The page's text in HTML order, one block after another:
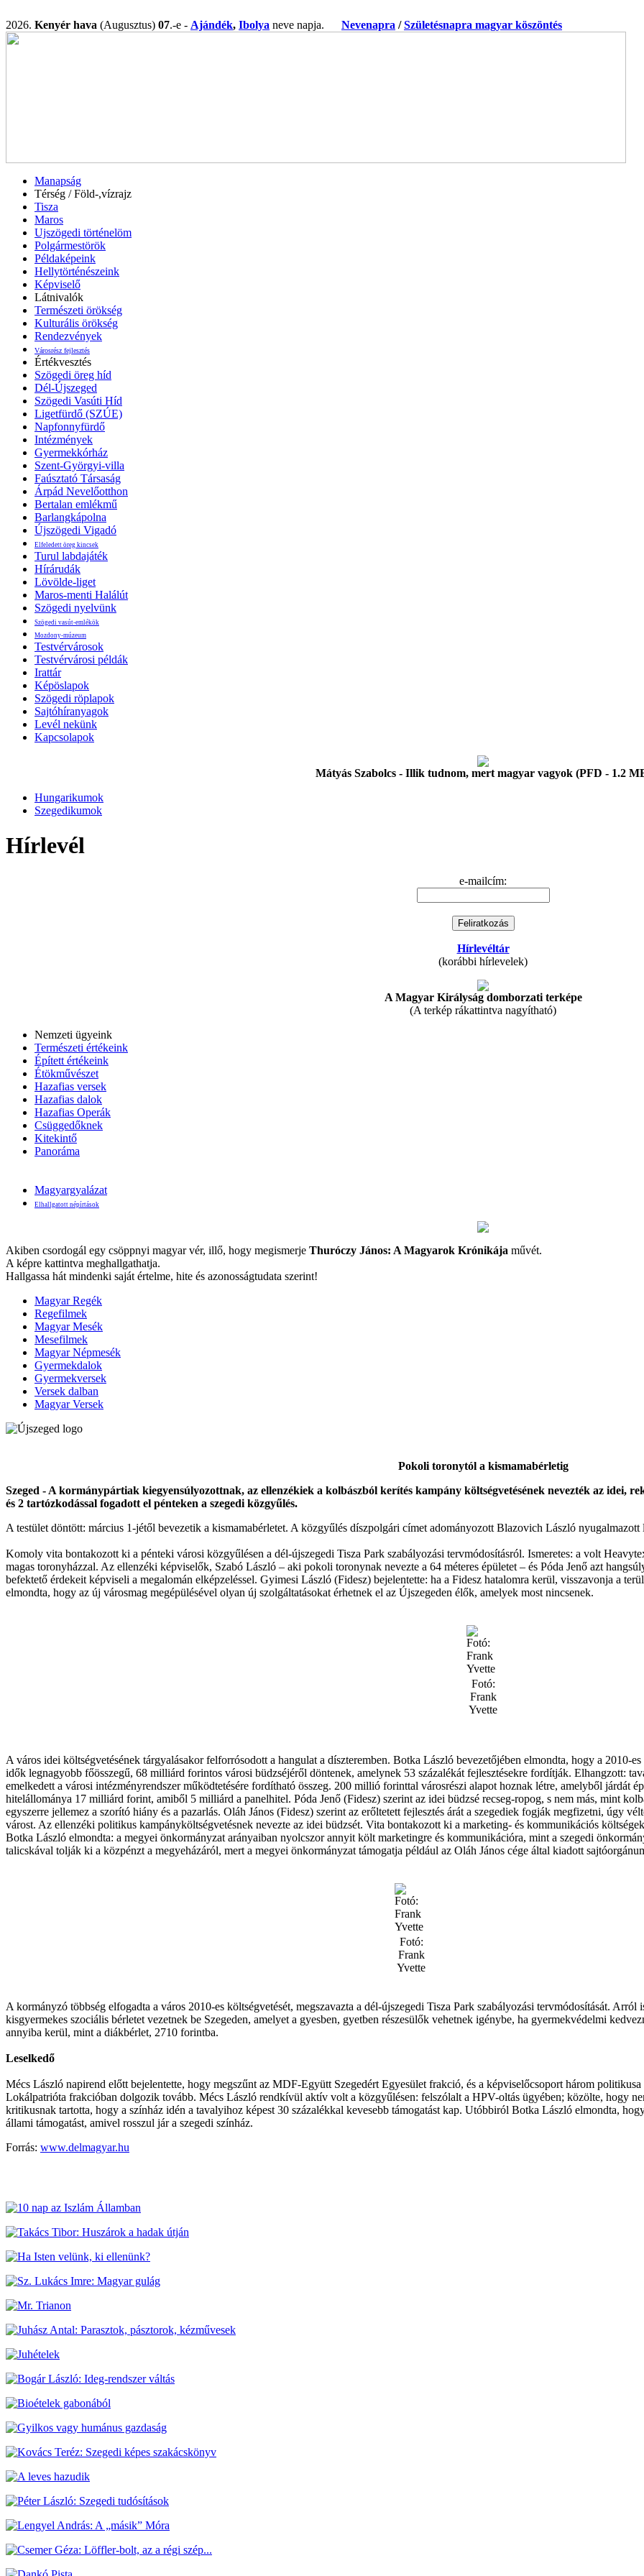
2026. Kenyér hava (Augusztus) 07.-e - Ajándék, Ibolya neve napja. Nevenapra /Születésnapra magyar köszöntés
Manapság
Térség / Föld-,vízrajz
Tisza
Maros
Ujszögedi történelöm
Polgármestörök
Példaképeink
Hellytörténészeink
Képviselő
Látnivalók
Természeti örökség
Kulturális örökség
Rendezvények
Városrész fejlesztés
Értékvesztés
Szögedi öreg híd
Dél-Újszeged
Szögedi Vasúti Híd
Ligetfürdő (SZÚE)
Napfonnyfürdő
Intézmények
Gyermekkórház
Szent-Györgyi-villa
Faúsztató Társaság
Árpád Nevelőotthon
Bertalan emlékmű
Barlangkápolna
Újszögedi Vigadó
Elfeledett öreg kincsek
Turul labdajáték
Hírárudák
Lövölde-liget
Maros-menti Halálút
Szögedi nyelvünk
Szögedi vasút-emlékök
Mozdony-múzeum
Testvérvárosok
Testvérvárosi példák
Irattár
Képöslapok
Szögedi röplapok
Sajtóhíranyagok
Levél nekünk
Kapcsolapok
Mátyás Szabolcs - Illik tudnom, mert magyar vagyok (PFD - 1.2
Hungarikumok
Szegedikumok
Hírlevél
e-mailcím:
Hírlevéltár
(korábbi hírlevelek)
A Magyar Királyság domborzati terképe
(A terkép rákattintva nagyítható)
Nemzeti ügyeink
Természeti értékeink
Épített értékeink
Étökművészet
Hazafias versek
Hazafias dalok
Hazafias Operák
Csüggedőknek
Kitekintő
Panoráma
Magyargyalázat
Elhallgatott népírtások
Akiben csordogál egy csöppnyi magyar vér, illő, hogy megismerje Thuróczy János: A Magyarok Krónikája művét.
A képre kattintva meghallgathatja.
Hallgassa hát mindenki saját értelme, hite és azonosságtudata szerint!
Magyar Regék
Regefilmek
Magyar Mesék
Mesefilmek
Magyar Népmesék
Gyermekdalok
Gyermekversek
Versek dalban
Magyar Versek
Pokoli toronytól a kismamabérletig
Szeged - A kormánypártiak kiegyensúlyozottnak, az ellenzékiek a kolbászból kerítés kampány költségvetésének nevezték az idei,
és 2 tartózkodással fogadott el pénteken a szegedi közgyűlés.
A testület döntött: március 1-jétől bevezetik a kismamabérletet. A közgyűlés díszpolgári címet adományozott Blazovich László nyugalmazott
Komoly vita bontakozott ki a pénteki városi közgyűlésen a dél-újszegedi Tisza Park szabályozási tervmódosításról. Ismeretes: a volt
magas toronyházzal. Az ellenzéki képviselők, Szabó László – aki pokoli toronynak nevezte a 64 méteres épületet – és Póda Jenő azt
befektető érdekeit képviseli a megalomán elképzeléssel. Gyimesi László (Fidesz) bejelentette: ha a Fidesz hatalomra kerül, visszavonja a
elmondta, hogy az új városmag megépülésével olyan új szolgáltatásokat érhetnek el az Újszegeden élők, amelyek most nincsenek.
Fotó:
Frank
Yvette
A város idei költségvetésének tárgyalásakor felforrósodott a hangulat a díszteremben. Botka László bevezetőjében elmondta, hogy a 2010-
idők legnagyobb főösszegű, 68 milliárd forintos városi büdzséjéről döntenek, amelynek 53 százalékát fejlesztésekre fordítják. Elhangzott:
emelkedett a városi intézményrendszer működtetésére fordítható összeg. 200 millió forinttal városrészi alapot hoznak létre, amelyből járdát
hitelállománya 17 milliárd forint, amiből 5 milliárd a panelhitel. Póda Jenő (Fidesz) szerint az idei büdzsé recseg-ropog, s nem más, mint
egyszerre jellemez a szorító hiány és a pazarlás. Oláh János (Fidesz) szerint az erőltetett fejlesztés árát a szegediek fogják megfizetni, úgy
várost. Az ellenzéki politikus kampányköltségvetésnek nevezte az idei büdzsét. Vita bontakozott ki a marketing- és kommunikációs
Botka László elmondta: a megyei önkormányzat arányaiban nyolcszor annyit költ marketingre és kommunikációra, mint a szegedi
talicskával tolják ki a közpénzt a megyeházáról, mert a megyei önkormányzat támogatja például az Oláh János cége által kiadott
Fotó:
Frank
Yvette
A kormányzó többség elfogadta a város 2010-es költségvetését, megszavazta a dél-újszegedi Tisza Park szabályozási tervmódosítását.
kisgyermekes szociális bérletet vezetnek be Szegeden, amelyet a gyesben, gyetben részesülők vehetnek igénybe, ha gyermekvédelmi
annyiba kerül, mint a diákbérlet, 2710 forintba.
Leselkedő
Mécs László napirend előtt bejelentette, hogy megszűnt az MDF-Együtt Szegedért Egyesület frakció, és a képviselőcsoport három
Lokálpatrióta frakcióban dolgozik tovább. Mécs László rendkívül aktív volt a közgyűlésen: felszólalt a HPV-oltás ügyében; közölte, hogy
kritikusnak tartotta, hogy a színház idén a tavalyihoz képest 30 százalékkal kevesebb támogatást kap. Utóbbiról Botka László elmondta,
állami támogatást, amivel rosszul jár a szegedi színház.
Forrás: www.delmagyar.hu